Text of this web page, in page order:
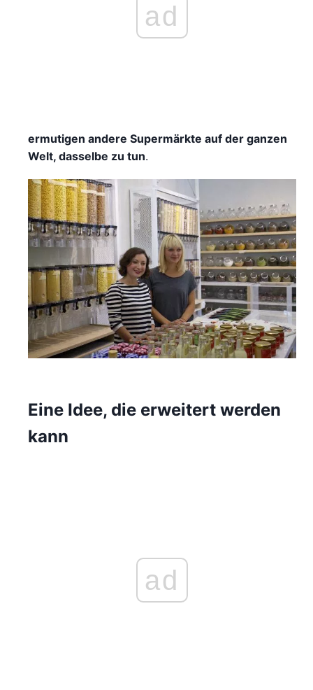
ad
ermutigen andere Supermärkte auf der ganzen
Welt, dasselbe zu tun.
Eine Idee, die erweitert werden
kann
ad